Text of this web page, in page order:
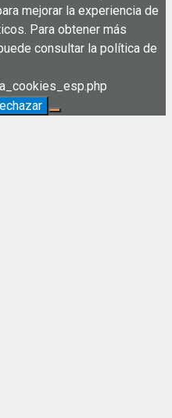
mejorar la experiencia de
Para obtener más
consultar la política de